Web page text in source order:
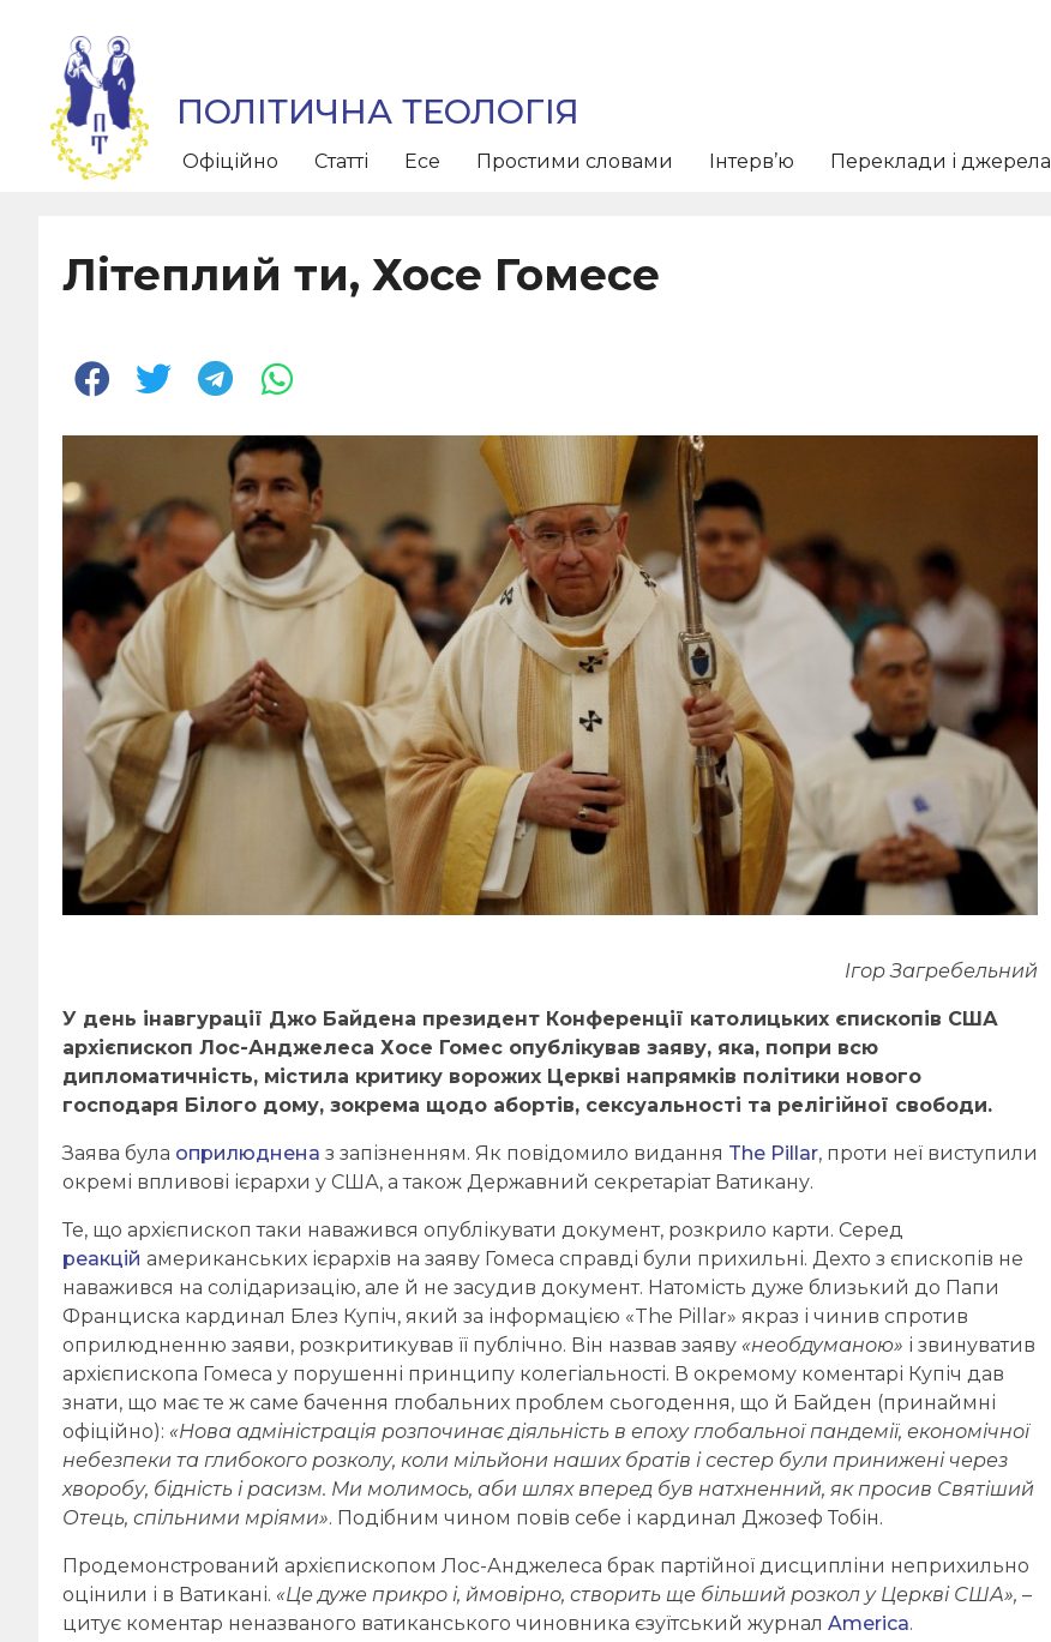
ПОЛІТИЧНА ТЕОЛОГІЯ
Офіційно Статті Есе Простими словами Інтерв’ю Переклади і джерела
Літеплий ти, Хосе Гомесе
Ігор Загребельний
У день інавгурації Джо Байдена президент Конференції католицьких єпископів США
архієпископ Лос-Анджелеса Хосе Гомес опублікував заяву, яка, попри всю
дипломатичність, містила критику ворожих Церкві напрямків політики нового
господаря Білого дому, зокрема щодо абортів, сексуальності та релігійної свободи.
Заява була оприлюднена з запізненням. Як повідомило видання The Pillar, проти неї виступили
окремі впливові ієрархи у США, а також Державний секретаріат Ватикану.
Те, що архієпископ таки наважився опублікувати документ, розкрило карти. Серед
реакцій американських ієрархів на заяву Гомеса справді були прихильні. Дехто з єпископів не
наважився на солідаризацію, але й не засудив документ. Натомість дуже близький до Папи
Франциска кардинал Блез Купіч, який за інформацією «The Pillar» якраз і чинив спротив
оприлюдненню заяви, розкритикував її публічно. Він назвав заяву «необдуманою» і звинуватив
архієпископа Гомеса у порушенні принципу колегіальності. В окремому коментарі Купіч дав
знати, що має те ж саме бачення глобальних проблем сьогодення, що й Байден (принаймні
офіційно): «Нова адміністрація розпочинає діяльність в епоху глобальної пандемії, економічної
небезпеки та глибокого розколу, коли мільйони наших братів і сестер були принижені через
хворобу, бідність і расизм. Ми молимось, аби шлях вперед був натхненний, як просив Святіший
Отець, спільними мріями». Подібним чином повів себе і кардинал Джозеф Тобін.
Продемонстрований архієпископом Лос-Анджелеса брак партійної дисципліни неприхильно
оцінили і в Ватикані. «Це дуже прикро і, ймовірно, створить ще більший розкол у Церкві США», –
цитує коментар неназваного ватиканського чиновника єзуїтський журнал America.